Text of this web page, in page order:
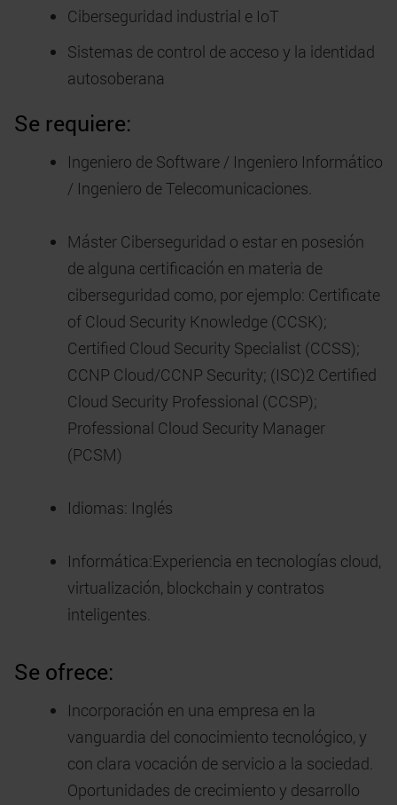
Ciberseguridad industrial e IoT
Sistemas de control de acceso y la identidad
autosoberana
Se requiere:
Ingeniero de Software / Ingeniero Informático
/ Ingeniero de Telecomunicaciones.
Máster Ciberseguridad o estar en posesión
de alguna certificación en materia de
ciberseguridad como, por ejemplo: Certificate
of Cloud Security Knowledge (CCSK);
Certified Cloud Security Specialist (CCSS);
CCNP Cloud/CCNP Security; (ISC)2 Certified
Cloud Security Professional (CCSP);
Professional Cloud Security Manager
(PCSM)
Idiomas: Inglés
Informática:Experiencia en tecnologías cloud,
virtualización, blockchain y contratos
inteligentes.
Se ofrece:
Incorporación en una empresa en la
vanguardia del conocimiento tecnológico, y
con clara vocación de servicio a la sociedad.
Oportunidades de crecimiento y desarrollo